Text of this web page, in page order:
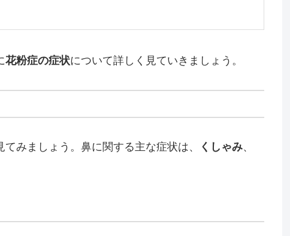
花粉症の症状について詳しく見ていきましょう。
みましょう。鼻に関する主な症状は、 くしゃみ、